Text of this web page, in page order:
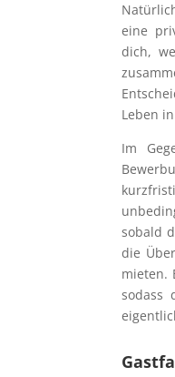
eine
dich,
Leben
Im
sobald
die
mieten.
sodass